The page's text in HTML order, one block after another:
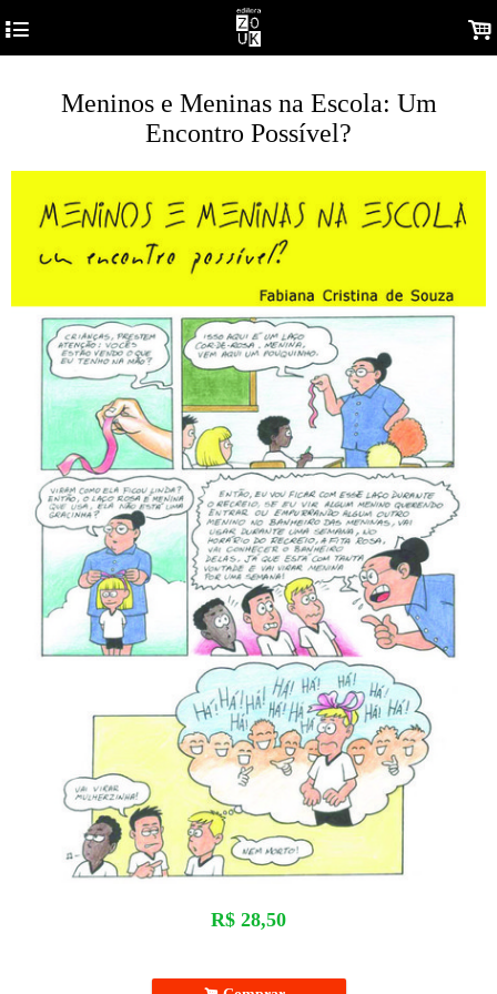
4 .
Meninos e Meninas na Escola: Um
Encontro Possível?
R$ 28,50